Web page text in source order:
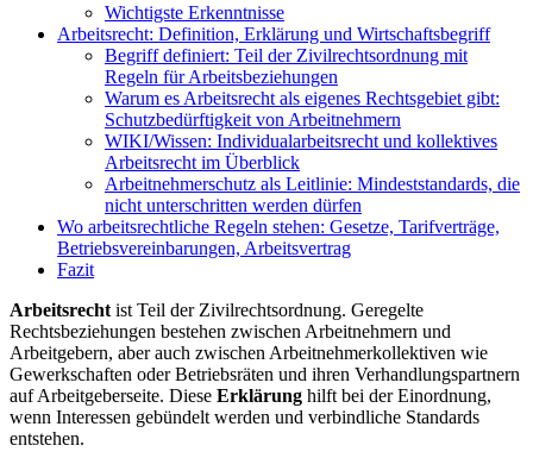
Wichtigste Erkenntnisse
Arbeitsrecht: Definition, Erklärung und Wirtschaftsbegriff
Begriff definiert: Teil der Zivilrechtsordnung mit
Regeln für Arbeitsbeziehungen
Warum es Arbeitsrecht als eigenes Rechtsgebiet gibt:
Schutzbedürftigkeit von Arbeitnehmern
WIKI/Wissen: Individualarbeitsrecht und kollektives
Arbeitsrecht im Überblick
Arbeitnehmerschutz als Leitlinie: Mindeststandards, die
nicht unterschritten werden dürfen
Wo arbeitsrechtliche Regeln stehen: Gesetze, Tarifverträge,
Betriebsvereinbarungen, Arbeitsvertrag
Fazit
Arbeitsrecht ist Teil der Zivilrechtsordnung. Geregelte
Rechtsbeziehungen bestehen zwischen Arbeitnehmern und
Arbeitgebern, aber auch zwischen Arbeitnehmerkollektiven wie
Gewerkschaften oder Betriebsräten und ihren Verhandlungspartnern
auf Arbeitgeberseite. Diese Erklärung hilft bei der Einordnung,
wenn Interessen gebündelt werden und verbindliche Standards
entstehen.